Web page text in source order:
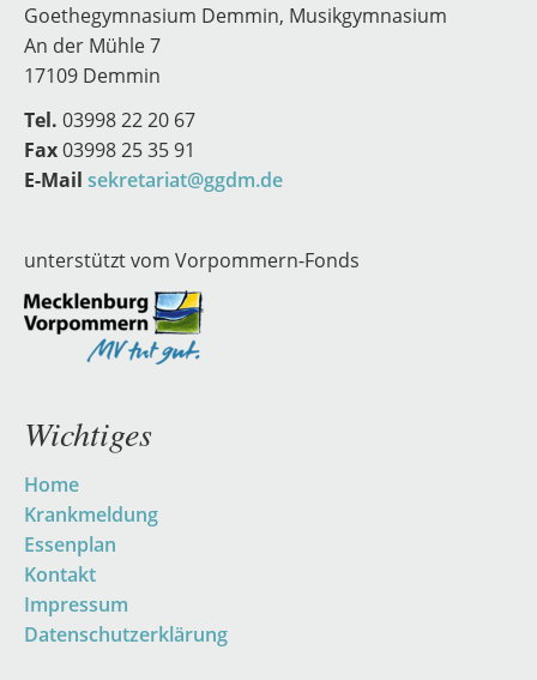
Goethegymnasium Demmin, Musikgymnasium
An der Mühle 7
17109 Demmin
Tel. 03998 22 20 67
Fax03998 25 35 91
E-Mail sekretariat@ggdm.de
unterstützt vom Vorpommern-Fonds
Wichtiges
Navigation
überspringen
Home
Krankmeldung
Essenplan
Kontakt
Impressum
Datenschutzerklärung